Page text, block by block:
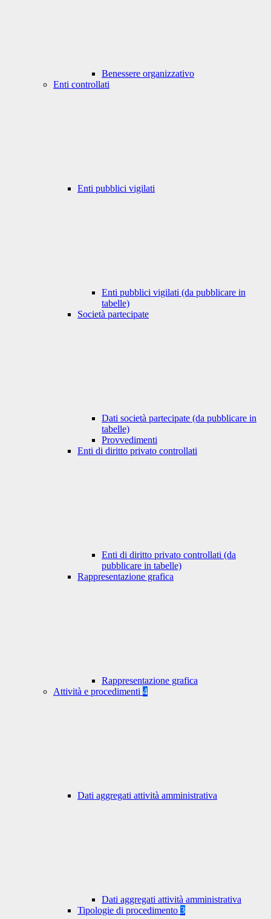
Benessere organizzativo
Enti controllati
Enti pubblici vigilati
Enti pubblici vigilati (da pubblicare in
tabelle)
Società partecipate
Dati società partecipate (da pubblicare in
tabelle)
Provvedimenti
Enti di diritto privato controllati
Enti di diritto privato controllati (da
pubblicare in tabelle)
Rappresentazione grafica
Rappresentazione grafica
Attività e procedimenti 4
Dati aggregati attività amministrativa
Dati aggregati attività amministrativa
Tipologie di procedimento 3